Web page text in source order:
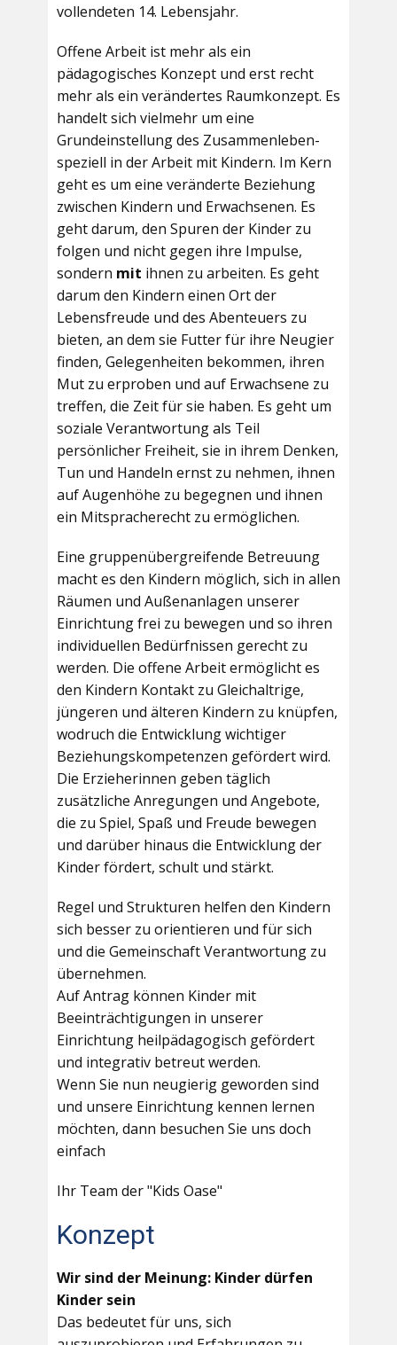
vollendeten 14. Lebensjahr.
Offene Arbeit ist mehr als ein
pädagogisches Konzept und erst recht
mehr als ein verändertes Raumkonzept. Es
handelt sich vielmehr um eine
Grundeinstellung des Zusammenleben-
speziell in der Arbeit mit Kindern. Im Kern
geht es um eine veränderte Beziehung
zwischen Kindern und Erwachsenen. Es
geht darum, den Spuren der Kinder zu
folgen und nicht gegen ihre Impulse,
sondern mit ihnen zu arbeiten. Es geht
darum den Kindern einen Ort der
Lebensfreude und des Abenteuers zu
bieten, an dem sie Futter für ihre Neugier
finden, Gelegenheiten bekommen, ihren
Mut zu erproben und auf Erwachsene zu
treffen, die Zeit für sie haben. Es geht um
soziale Verantwortung als Teil
persönlicher Freiheit, sie in ihrem Denken,
Tun und Handeln ernst zu nehmen, ihnen
auf Augenhöhe zu begegnen und ihnen
ein Mitspracherecht zu ermöglichen.
Eine gruppenübergreifende Betreuung
macht es den Kindern möglich, sich in allen
Räumen und Außenanlagen unserer
Einrichtung frei zu bewegen und so ihren
individuellen Bedürfnissen gerecht zu
werden. Die offene Arbeit ermöglicht es
den Kindern Kontakt zu Gleichaltrige,
jüngeren und älteren Kindern zu knüpfen,
wodruch die Entwicklung wichtiger
Beziehungskompetenzen gefördert wird.
Die Erzieherinnen geben täglich
zusätzliche Anregungen und Angebote,
die zu Spiel, Spaß und Freude bewegen
und darüber hinaus die Entwicklung der
Kinder fördert, schult und stärkt.
Regel und Strukturen helfen den Kindern
sich besser zu orientieren und für sich
und die Gemeinschaft Verantwortung zu
übernehmen.
Auf Antrag können Kinder mit
Beeinträchtigungen in unserer
Einrichtung heilpädagogisch gefördert
und integrativ betreut werden.
Wenn Sie nun neugierig geworden sind
und unsere Einrichtung kennen lernen
möchten, dann besuchen Sie uns doch
einfach
Ihr Team der "Kids Oase"
Konzept
Wir sind der Meinung: Kinder dürfen
Kinder sein
Das bedeutet für uns, sich